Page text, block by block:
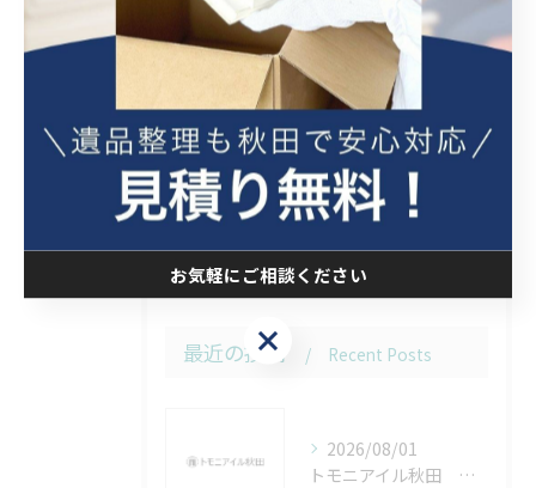
全てのカテゴリー
特殊清掃
生前整理
空き家整理
最近の投稿 Recent Posts
2026/08/01
トモニアイル秋田 お盆休みについて
お気軽にご相談ください
お気軽にご相談ください